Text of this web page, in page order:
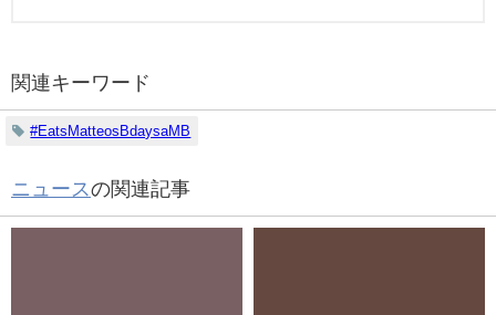
関連キーワード
#EatsMatteosBdaysaMB
ニュースの関連記事